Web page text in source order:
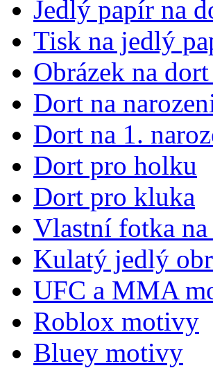
Jedlý papír na
Tisk na jedlý
Obrázek na
Dort na
Dort na 1.
Dort pro holku
Dort pro kluka
Vlastní fotka
Kulatý jedlý
UFC a MMA
Roblox motivy
Bluey motivy